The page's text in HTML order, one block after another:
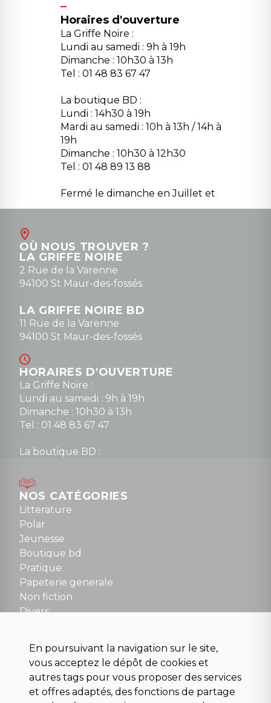
Horaires d'ouverture
La Griffe Noire :
Lundi au samedi : 9h à 19h
Dimanche : 10h30 à 13h
Tel : 01 48 83 67 47
La boutique BD :
Lundi : 14h30 à 19h
Mardi au samedi : 10h à 13h / 14h à
19h
Dimanche : 10h30 à 12h30
Tel : 01 48 89 13 88
Fermé le dimanche en Juillet et
Août
contact@la-griffe-noire.com
0148836747
OÙ NOUS TROUVER ?
LA GRIFFE NOIRE
2 Rue de la Varenne
94100 St Maur-des-fossés
LA GRIFFE NOIRE BD
11 Rue de la Varenne
94100 St Maur-des-fossés
HORAIRES D'OUVERTURE
La Griffe Noire :
Lundi au samedi : 9h à 19h
Dimanche : 10h30 à 13h
Tel : 01 48 83 67 47
La boutique BD :
Mardi au samedi : 10h à 13h / 14h à 19h
Dimanche : 10h30 à 12h30
Tel : 01 48 89 13 88
Fermé le dimanche en Juillet et Août
NOUS CONTACTER
contact@la-griffe-noire.com
NOS CATÉGORIES
Litterature
Polar
Jeunesse
Boutique bd
Pratique
Papeterie generale
Non fiction
Divers
Para scolaire
Histoire
Pochoteque
Pleiade
En poursuivant la navigation sur le site,
vous acceptez le dépôt de cookies et
autres tags pour vous proposer des services
et offres adaptés, des fonctions de partage